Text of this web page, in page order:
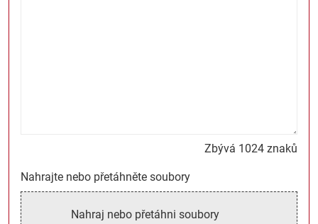
Zbývá 1024 znaků
Nahrajte nebo přetáhněte soubory
Nahraj nebo přetáhni soubory